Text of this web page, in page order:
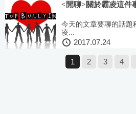
<閒聊>關於霸凌這件
今天的文章要聊的話題
凌...
2017.07.24
1 2 3 4